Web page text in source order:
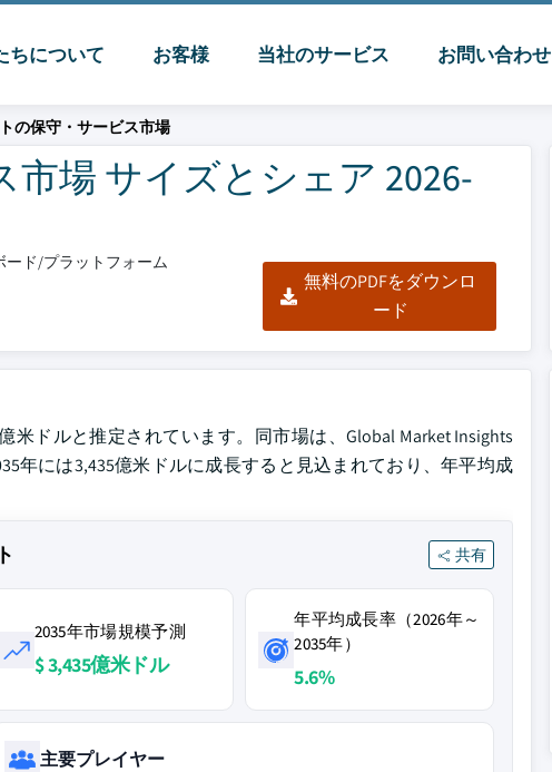
ちについて お客様 当社のサービス お問い合わせ
の保守・サービス市場
場 サイズとシェア 2026-
ード/プラットフォーム
無料のPDFをダウンロ
ード
ドルと推定されています。同市場は、Global Market Insights
年には3,435億米ドルに成長すると見込まれており、年平均成
共有
2035年市場規模予測
$ 3,435億米ドル
年平均成長率（2026年～
2035年）
5.6%
主要プレイヤー